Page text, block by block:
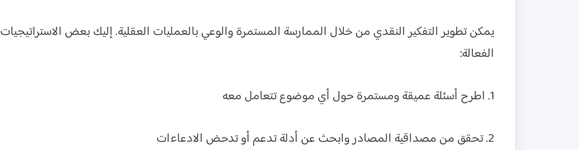
يمكن تطوير التفكير النقدي من خلال الممارسة المستمرة والوعي بالعمليات العقلية. إليك بعض الاستراتيجيات
الفعالة:
1. اطرح أسئلة عميقة ومستمرة حول أي موضوع تتعامل معه
2. تحقق من مصداقية المصادر وابحث عن أدلة تدعم أو تدحض الادعاءات